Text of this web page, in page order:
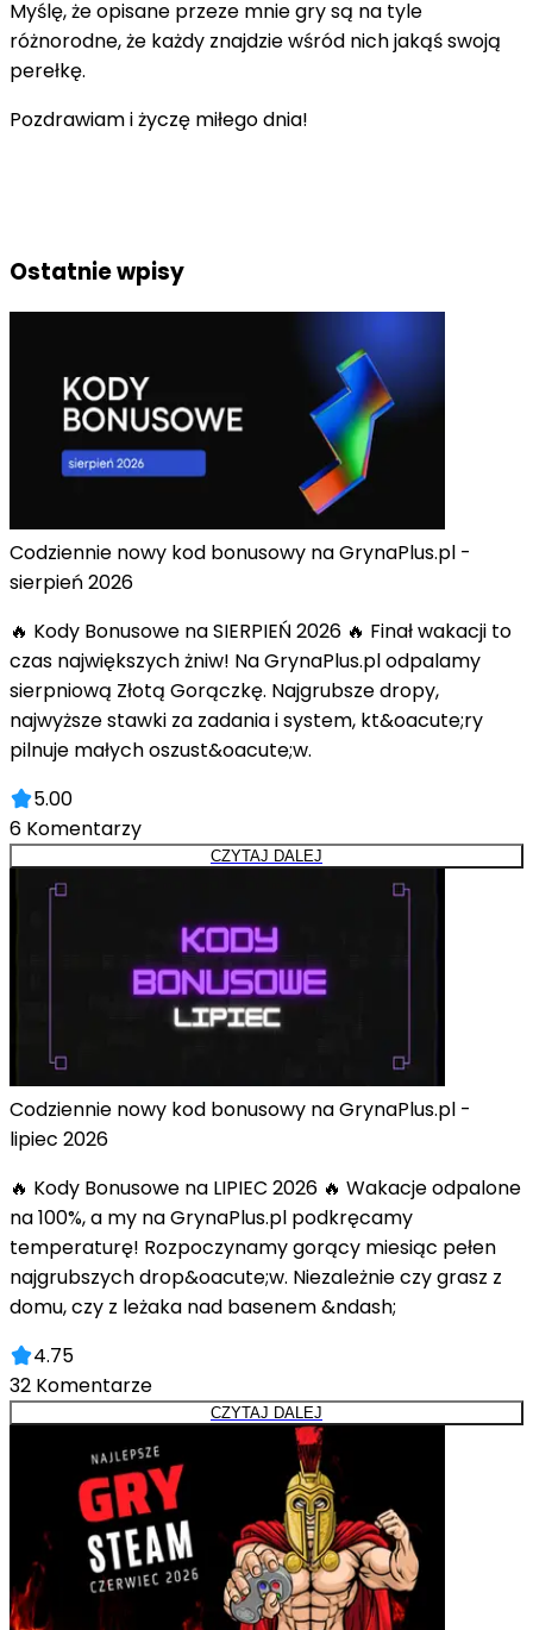
Myślę, że opisane przeze mnie gry są na tyle
różnorodne, że każdy znajdzie wśród nich jakąś swoją
perełkę.
Pozdrawiam i życzę miłego dnia!
Ostatnie wpisy
Codziennie nowy kod bonusowy na GrynaPlus.pl -
sierpień 2026
🔥 Kody Bonusowe na SIERPIEŃ 2026 🔥 Finał wakacji to
czas największych żniw! Na GrynaPlus.pl odpalamy
sierpniową Złotą Gorączkę. Najgrubsze dropy,
najwyższe stawki za zadania i system, kt&oacute;ry
pilnuje małych oszust&oacute;w.
5.00
6 Komentarzy
CZYTAJ DALEJ
Codziennie nowy kod bonusowy na GrynaPlus.pl -
lipiec 2026
🔥 Kody Bonusowe na LIPIEC 2026 🔥 Wakacje odpalone
na 100%, a my na GrynaPlus.pl podkręcamy
temperaturę! Rozpoczynamy gorący miesiąc pełen
najgrubszych drop&oacute;w. Niezależnie czy grasz z
domu, czy z leżaka nad basenem &ndash;
4.75
32 Komentarze
CZYTAJ DALEJ